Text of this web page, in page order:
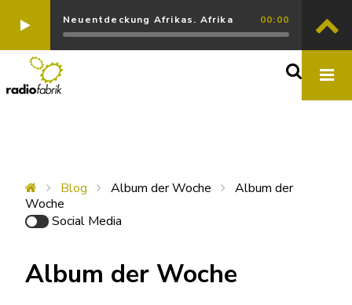
Neuentdeckung Afrikas. Afrika 00:00
Blog Album der Woche
Album der
Woche
Social Media
Album der Woche